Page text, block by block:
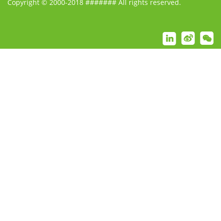
Copyright © 2000-2018 ####### All rights reserved.